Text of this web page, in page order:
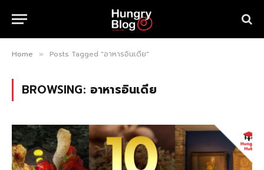
Home » Posts Tagged "อาหารอินเดีย"
BROWSING: อาหารอินเดีย